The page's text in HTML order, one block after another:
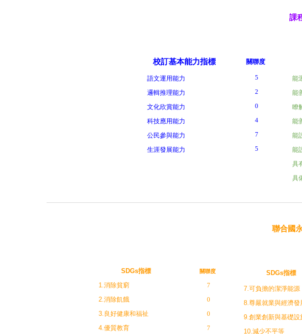
課
校訂基本能力指標
語文運用能力
邏輯推理能力
文化欣賞能力
科技應用能力
公民參與能力
生涯發展能力
關聯度
5
2
0
4
7
5
能
能
瞭
能
能
能
具
具
聯合國
SDGs指標
1.消除貧窮
2.消除飢餓
3.良好健康和福祉
4.優質教育
關聯度
7
0
0
7
SDGs指標
7.可負擔的潔淨能源
8.尊嚴就業與經濟發
9.創業創新與基礎設
10.減少不平等